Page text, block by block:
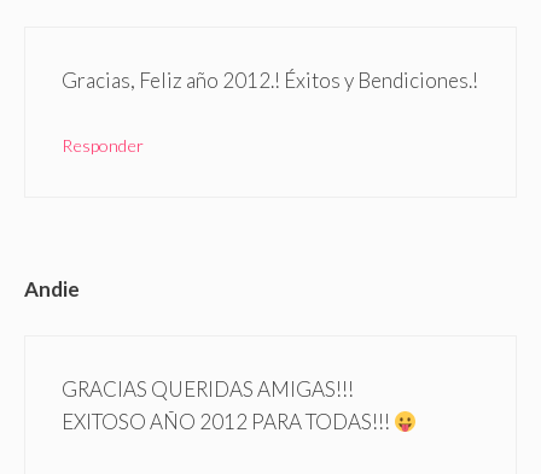
Gracias, Feliz año 2012.! Éxitos y Bendiciones.!
Responder
Andie
GRACIAS QUERIDAS AMIGAS!!!
EXITOSO AÑO 2012 PARA TODAS!!!